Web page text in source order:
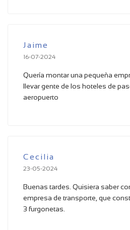
Jaime
16-07-2024
Quería montar una pequeña
llevar gente de los hoteles de
aeropuerto
Cecilia
23-05-2024
Buenas tardes. Quisiera saber
empresa de transporte, que
3 furgonetas.